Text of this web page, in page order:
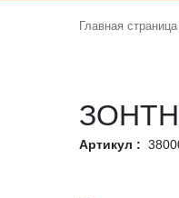
Главная страница
Артикул :